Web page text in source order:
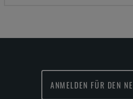
ANMELDEN FÜR DEN